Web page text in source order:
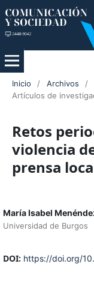
Inicio / Archivos /
Artículos de
Retos
violencia
prensa
María Isabel
Universidad de Burgos
DOI: https://doi.org/